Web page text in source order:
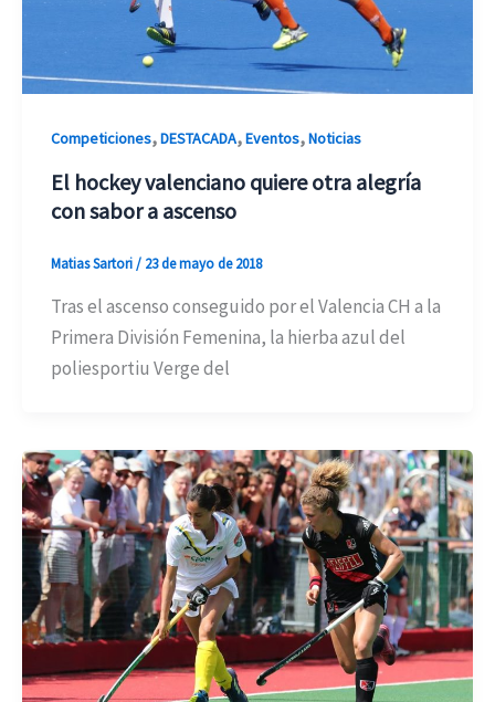
Competiciones,DESTACADA,Eventos,Noticias
El hockey valenciano quiere otra alegría
con sabor a ascenso
Matias Sartori/ 23 de mayo de 2018
Tras el ascenso conseguido por el Valencia CH a la
Primera División Femenina, la hierba azul del
poliesportiu Verge del